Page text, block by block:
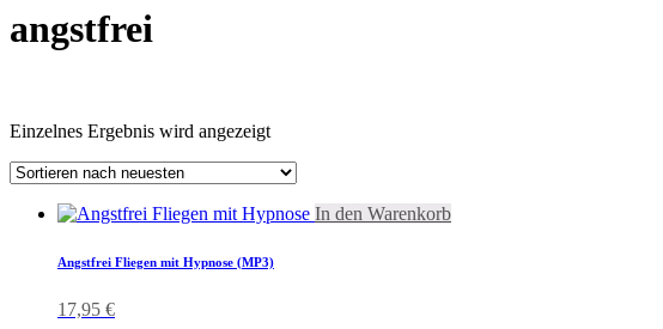
angstfrei
Einzelnes Ergebnis wird angezeigt
In den Warenkorb
Angstfrei Fliegen mit Hypnose (MP3)
17,95 €